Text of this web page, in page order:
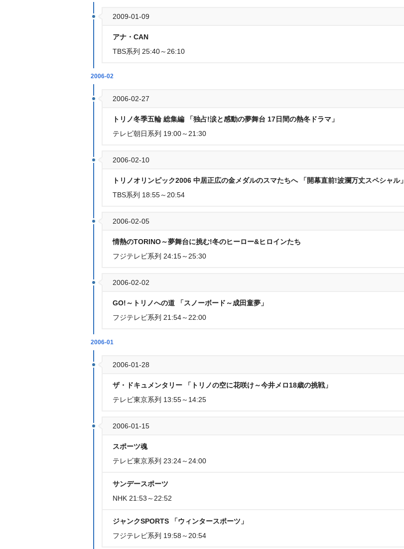
2009-01-09
アナ・CAN
TBS系列 25:40～26:10
2006-02
2006-02-27
トリノ冬季五輪 総集編 「独占!涙と感動の夢舞台 17日間の熱冬ドラマ」
テレビ朝日系列 19:00～21:30
2006-02-10
トリノオリンピック2006 中居正広の金メダルのスマたちへ 「開幕直前!波瀾万丈スペシャル」
TBS系列 18:55～20:54
2006-02-05
情熱のTORINO～夢舞台に挑む!冬のヒーロー&ヒロインたち
フジテレビ系列 24:15～25:30
2006-02-02
GO!～トリノへの道 「スノーボード～成田童夢」
フジテレビ系列 21:54～22:00
2006-01
2006-01-28
ザ・ドキュメンタリー 「トリノの空に花咲け～今井メロ18歳の挑戦」
テレビ東京系列 13:55～14:25
2006-01-15
スポーツ魂
テレビ東京系列 23:24～24:00
サンデースポーツ
NHK 21:53～22:52
ジャンクSPORTS 「ウィンタースポーツ」
フジテレビ系列 19:58～20:54